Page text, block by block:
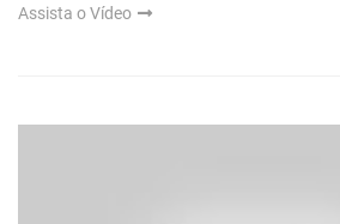
Assista o Vídeo